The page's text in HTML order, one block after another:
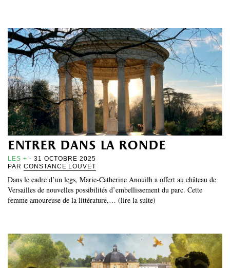
entrer dans la ronde
LES + - 31 OCTOBRE 2025
PAR CONSTANCE LOUVET
Dans le cadre d’un legs, Marie-Catherine Anouilh a offert au château de
Versailles de nouvelles possibilités d’embellissement du parc. Cette
femme amoureuse de la littérature,… (lire la suite)